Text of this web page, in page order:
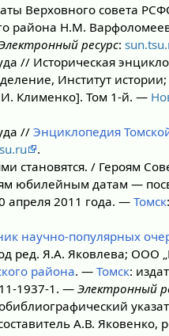
Верховного совета
района Н.М.
ресурс:
// Историческая
Институт
Клименко]. Том 1-й. —
// Энциклопедия
.
становятся. / Героям
юбилейным датам —
апреля 2011 года. —Томск
научно-популярных
ред. Я.А. Яковлева; ООО
района. — Томск:
1937-1. —Электронный
А.В.